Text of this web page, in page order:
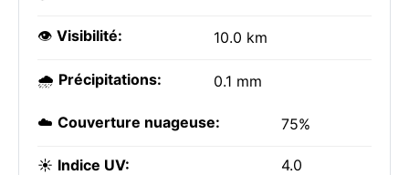
👁️ Visibilité: 10.0 km
🌧️ Précipitations: 0.1 mm
☁️ Couverture nuageuse: 75%
☀️ Indice UV: 4.0